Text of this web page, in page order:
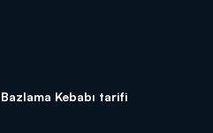
Bazlama Kebabı tarifi